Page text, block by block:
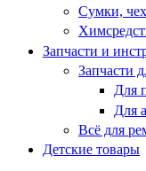
Сумки,
Запчасти и
Запчасти
Для
Для
Всё для
Детские товары